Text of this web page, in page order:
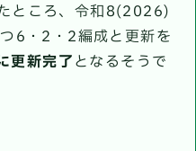
ところ、令和8(2026)
6・2・2編成と更新を
更新完了となるそうで